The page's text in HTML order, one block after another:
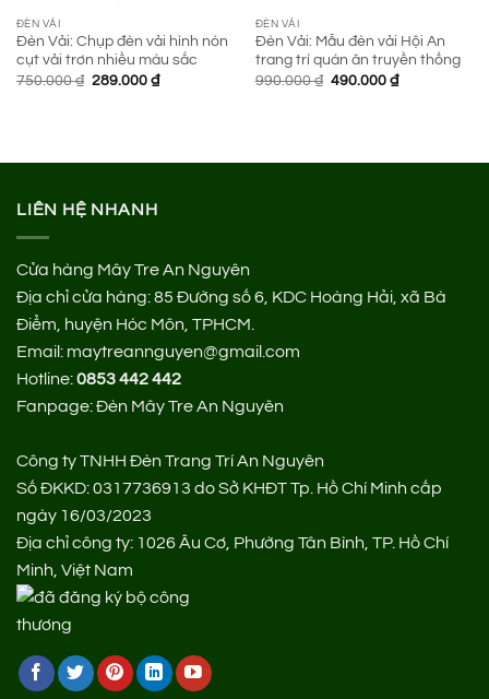
ĐÈN VẢI
Đèn Vải: Chụp đèn vải hình nón
cụt vải trơn nhiều màu sắc
750.000₫ Giá
289.000 ₫Giá
ĐÈN VẢI
Đèn Vải: Mẫu đèn vải Hội An
trang trí quán ăn truyền thống
990.000₫ Giá
490.000 ₫Giá
LIÊN HỆ NHANH
Cửa hàng Mây Tre An Nguyên
Địa chỉ cửa hàng:85 Đường số 6, KDC Hoàng Hải, xã Bà
Điểm, huyện Hóc Môn, TPHCM.
Email: maytreannguyen@gmail.com
Hotline:0853 442 442
Fanpage:Đèn Mây Tre An Nguyên
Công ty TNHH Đèn Trang Trí An Nguyên
Số ĐKKD: 0317736913 do Sở KHĐT Tp. Hồ Chí Minh cấp
ngày 16/03/2023
Địa chỉ công ty: 1026 Âu Cơ, Phường Tân Bình, TP. Hồ Chí
Minh, Việt Nam